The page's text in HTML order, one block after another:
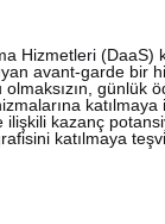
Hizmetleri (DaaS)
avant-garde
günlük
kazanç
katılmaya